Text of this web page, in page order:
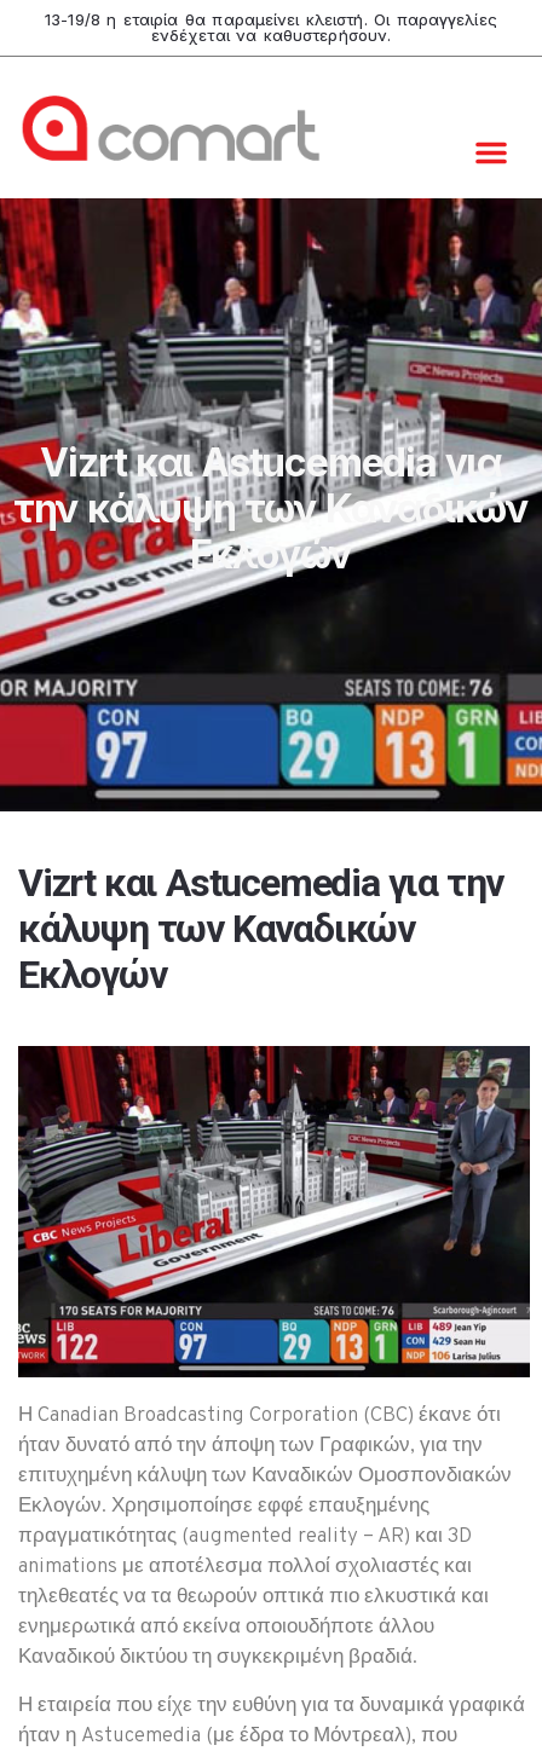
13-19/8 η εταιρία θα παραμείνει κλειστή. Οι παραγγελίες
ενδέχεται να καθυστερήσουν.
Vizrt και Astucemedia για
την κάλυψη των Καναδικών
Εκλογών
Vizrt και Astucemedia για την
κάλυψη των Καναδικών
Εκλογών
Η Canadian Broadcasting Corporation (CBC) έκανε ότι
ήταν δυνατό από την άποψη των Γραφικών, για την
επιτυχημένη κάλυψη των Καναδικών Ομοσπονδιακών
Εκλογών. Χρησιμοποίησε εφφέ επαυξημένης
πραγματικότητας (augmented reality – AR) και 3D
animations με αποτέλεσμα πολλοί σχολιαστές και
τηλεθεατές να τα θεωρούν οπτικά πιο ελκυστικά και
ενημερωτικά από εκείνα οποιουδήποτε άλλου
Καναδικού δικτύου τη συγκεκριμένη βραδιά.
Η εταιρεία που είχε την ευθύνη για τα δυναμικά γραφικά
ήταν η Astucemedia (με έδρα το Μόντρεαλ), που